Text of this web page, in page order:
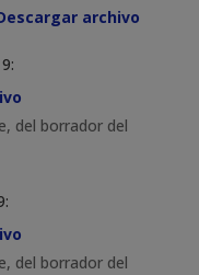
archivo
del borrador del
del borrador del